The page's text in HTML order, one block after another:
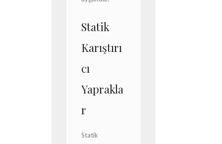
Statik
Karıştırı
cı
Yaprakla
r
Statik